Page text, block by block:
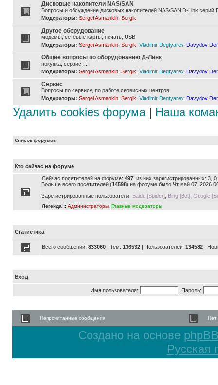
Дисковые накопители NAS/SAN
Вопросы и обсуждение дисковых накопителей NAS/SAN D-Link серий
Модераторы: Sergei Asmankin Sergik
Другое оборудование
модемы, сетевые карты, печать, USB
Модераторы: Sergei Asmankin Sergik Vladimir Degtyarev, Davydov
Общие вопросы по оборудованию Д-Линк
покупка, сервис, ...
Модераторы: Sergei Asmankin Sergik Vladimir Degtyarev, Davydov
Сервис
Вопросы по сервису, по работе сервисных центров
Модераторы: Sergei Asmankin Sergik Vladimir Degtyarev, Davydov
Удалить cookies форума| Наша
Список форумов
Кто сейчас на форуме
Сейчас посетителей на форуме: 497 , из них зарегистрированных: 3,
Больше всего посетителей (14598) на форуме было Чт май 07, 2026
Зарегистрированные пользователи: Baidu [Spider] Bing [Bot] Google
Легенда :: Администраторы Главные модераторы
Статистика
Всего сообщений: 833060 | Тем: 136532 | Пользователей: 134582 |
Вход
Имя пользователя: Пароль:
Непрочитанные сообщения Нет
Создано на основе phpBB
Русская